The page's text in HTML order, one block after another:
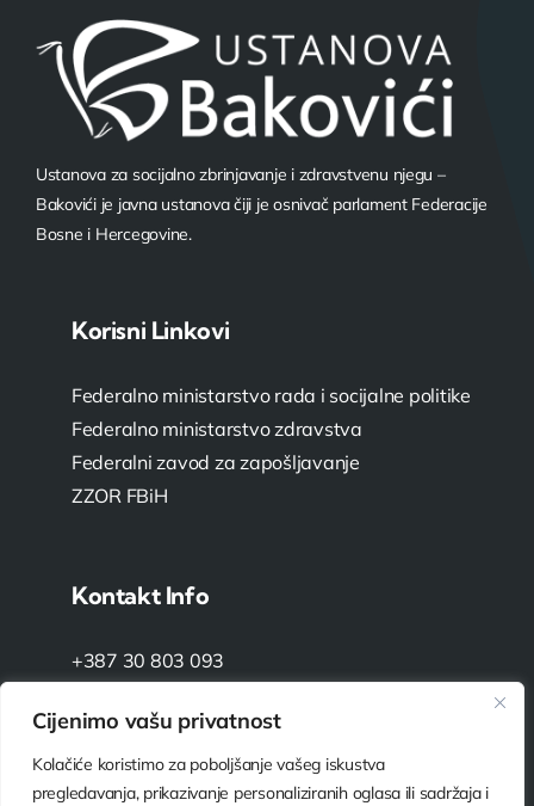
Cijenimo vašu privatnost
Kolačiće koristimo za poboljšanje vašeg iskustva
pregledavanja, prikazivanje personaliziranih oglasa ili sadržaja i
Ustanova za socijalno zbrinjavanje i zdravstvenu njegu –
Bakovići je javna ustanova čiji je osnivač parlament Federacije
Bosne i Hercegovine.
Korisni Linkovi
Federalno ministarstvo rada i socijalne politike
Federalno ministarstvo zdravstva
Federalni zavod za zapošljavanje
ZZOR FBiH
Kontakt Info
+387 30 803 093
info@ustanova-bakovici.ba
Bakovići 38, 71270 Fojnica